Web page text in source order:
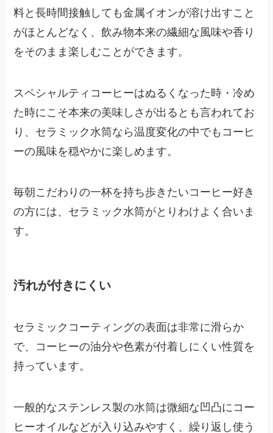
料と長時間接触しても金属イオンが溶け出すこと
がほとんどなく、飲み物本来の繊細な風味や香り
をそのまま楽しむことができます。
スペシャルティコーヒーはぬるくなった時・冷め
た時にこそ本来の美味しさが出るとも言われてお
り、セラミック水筒なら温度変化の中でもコーヒ
ーの風味を穏やかに楽しめます。
毎朝こだわりの一杯を持ち歩きたいコーヒー好き
の方には、セラミック水筒がとりわけよく合いま
す。
汚れが付きにくい
セラミックコーティングの表面は非常に滑らか
で、コーヒーの油分や色素が付着しにくい性質を
持っています。
一般的なステンレス製の水筒は微細な凹凸にコー
ヒーオイルなどが入り込みやすく、繰り返し使う